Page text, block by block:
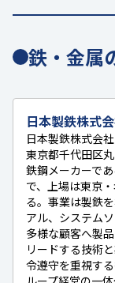
鉄・金属
日本製鉄株式
日本製鉄株式会
東京都千代田区
鉄鋼メーカーで
で、上場は東京
る。事業は製鉄
アル、システム
多様な顧客へ製
リードする技術
令遵守を重視す